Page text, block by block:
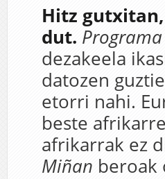
Hitz
dut. Programa
dezakeela
datozen
etorri nahi.
beste
afrikarrak ez
Miñan beroak